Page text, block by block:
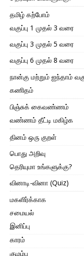
தமிழ் கற்போம்
வகுப்பு 1 முதல் 3 வரை
வகுப்பு 3 முதல் 5 வரை
வகுப்பு 6 முதல் 8 வரை
நான்கு மற்றும் ஐந்தாம்
கணிதம்
பிஞ்சுக் கைவண்ணம்
வண்ணம் தீட்டி மகிழ்க
தினம் ஒரு குறள்
பொது அறிவு
தெரியுமா உங்களுக்கு?
வினாடி-வினா (Quiz)
மகளிர்க்காக
சமையல்
இனிப்பு
காரம்
குழம்பு